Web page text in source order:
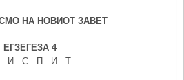
НА НОВИОТ ЗАВЕТ
ЕГЗЕГЕЗА 4
С П И Т